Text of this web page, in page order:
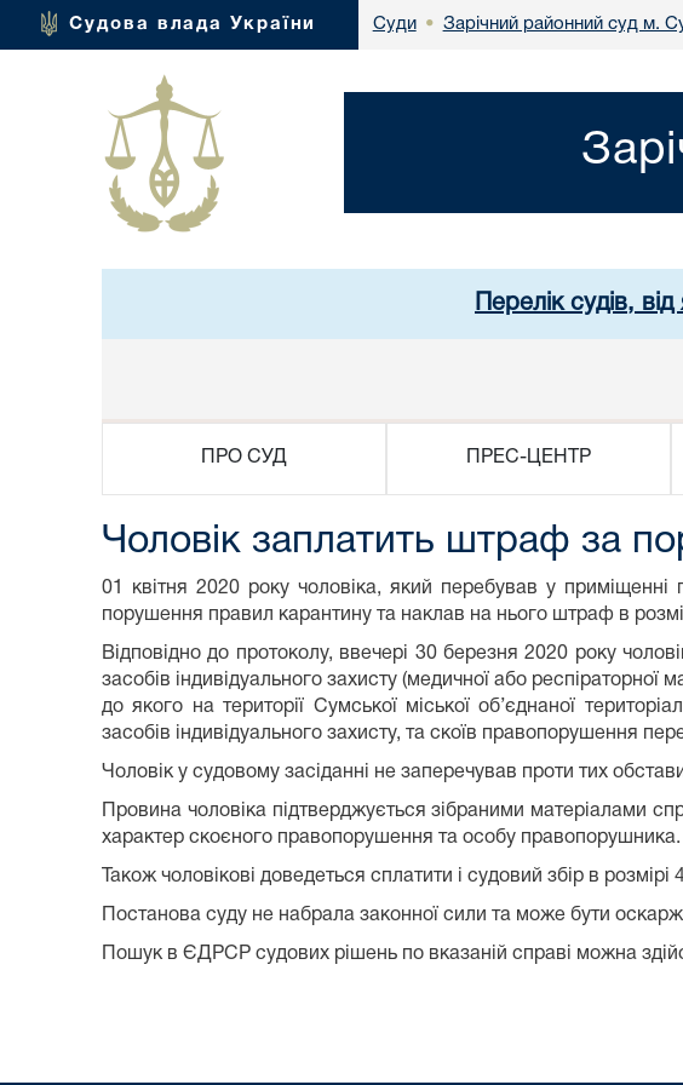
Судова влада України Суди • Зарічний районний суд м.
Перелік судів,
ПРО СУД ПРЕС-ЦЕНТР
Чоловік заплатить штраф за
01 квітня 2020 року чоловіка, який перебував у приміщенні
порушення правил карантину та наклав на нього штраф в
Відповідно до протоколу, ввечері 30 березня 2020 року
засобів індивідуального захисту (медичної або респіраторної
до якого на території Сумської міської об’єднаної
засобів індивідуального захисту, та скоїв правопорушення
Чоловік у судовому засіданні не заперечував проти тих
Провина чоловіка підтверджується зібраними матеріалами
характер скоєного правопорушення та особу правопорушника.
Також чоловікові доведеться сплатити і судовий збір в
Постанова суду не набрала законної сили та може бути
Пошук в ЄДРСР судових рішень по вказаній справі можна